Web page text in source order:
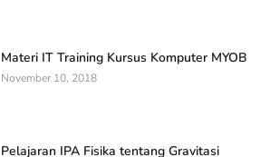
Materi IT Training Kursus Komputer MYOB
November 10, 2018
Pelajaran IPA Fisika tentang Gravitasi